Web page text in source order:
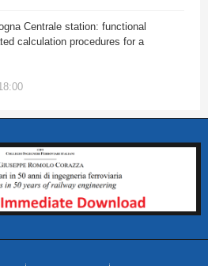
Centrale station: functional
calculation procedures for a